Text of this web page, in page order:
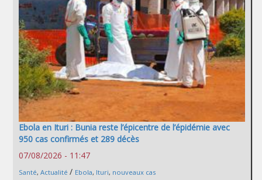
Ebola en Ituri : Bunia reste l’épicentre de l’épidémie avec
950 cas confirmés et 289 décès
07/08/2026 - 11:47
Santé, Actualité / Ebola, Ituri, nouveaux cas